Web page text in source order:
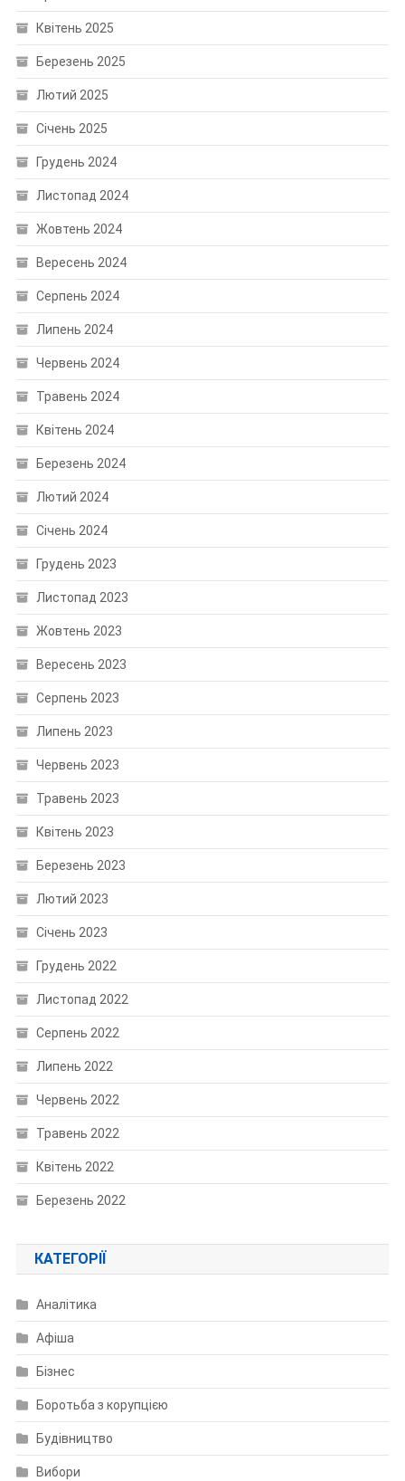
Квітень 2025
Березень 2025
Лютий 2025
Січень 2025
Грудень 2024
Листопад 2024
Жовтень 2024
Вересень 2024
Серпень 2024
Липень 2024
Червень 2024
Травень 2024
Квітень 2024
Березень 2024
Лютий 2024
Січень 2024
Грудень 2023
Листопад 2023
Жовтень 2023
Вересень 2023
Серпень 2023
Липень 2023
Червень 2023
Травень 2023
Квітень 2023
Березень 2023
Лютий 2023
Січень 2023
Грудень 2022
Листопад 2022
Серпень 2022
Липень 2022
Червень 2022
Травень 2022
Квітень 2022
Березень 2022
КАТЕГОРІЇ
Аналітика
Афіша
Бізнес
Боротьба з корупцією
Будівництво
Вибори